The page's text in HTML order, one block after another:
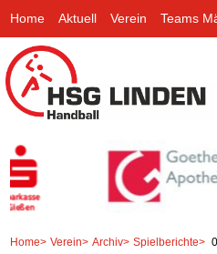
Home Aktuell Verein Teams
Home> Verein> Archiv> Spielberichte>